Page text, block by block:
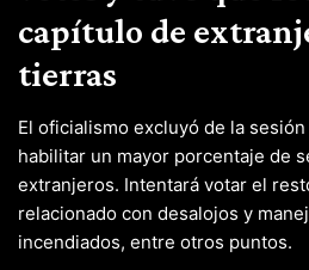
capítulo de
tierras
El oficialismo excluyó de la
habilitar un mayor porcentaje de
extranjeros. Intentará votar el
relacionado con desalojos y
incendiados, entre otros puntos.